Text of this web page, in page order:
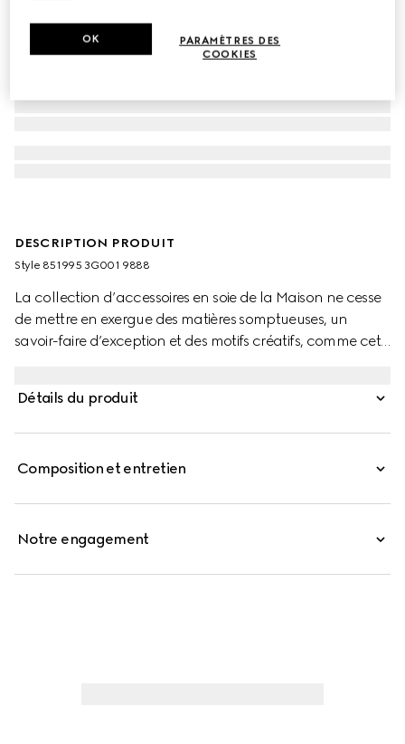
DESCRIPTION PRODUIT
Style ‎851995 3G001 9888
La collection d’accessoires en soie de la Maison ne cesse
de mettre en exergue des matières somptueuses, un
savoir-faire d’exception et des motifs créatifs, comme cet
Détails du produit
Composition et entretien
Notre engagement
PARAMÈTRES DES
COOKIES
OK